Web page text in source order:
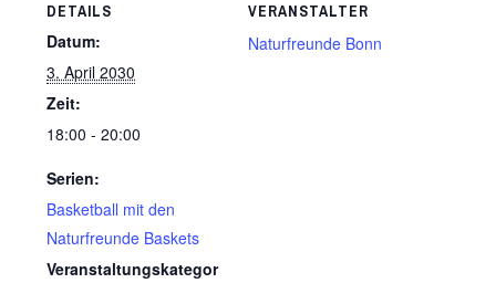
DETAILS
Datum:
3. April 2030
Zeit:
18:00 - 20:00
Serien:
Basketball mit den
Naturfreunde Baskets
Veranstaltungskategor
VERANSTALTER
Naturfreunde Bonn